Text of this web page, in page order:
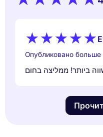
Опубликовано больше
ביותר! ממליצה בחום